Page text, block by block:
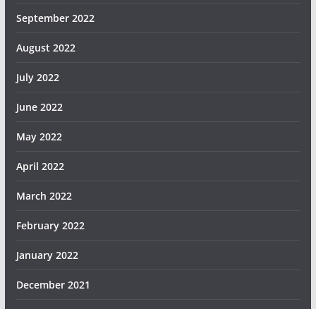
September 2022
August 2022
July 2022
June 2022
May 2022
April 2022
March 2022
February 2022
January 2022
December 2021